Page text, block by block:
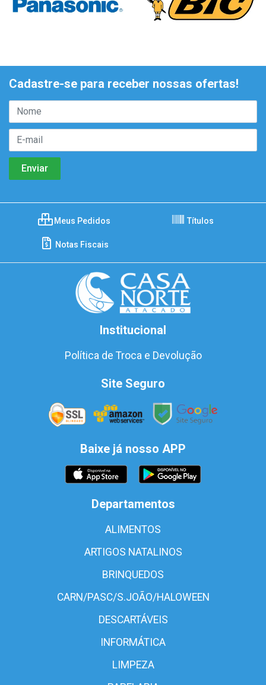
Cadastre-se para receber nossas ofertas!
Meus Pedidos Títulos
Notas Fiscais
Institucional
Política de Troca e Devolução
Site Seguro
Baixe já nosso APP
Departamentos
ALIMENTOS
ARTIGOS NATALINOS
BRINQUEDOS
CARN/PASC/S.JOÃO/HALOWEEN
DESCARTÁVEIS
INFORMÁTICA
LIMPEZA